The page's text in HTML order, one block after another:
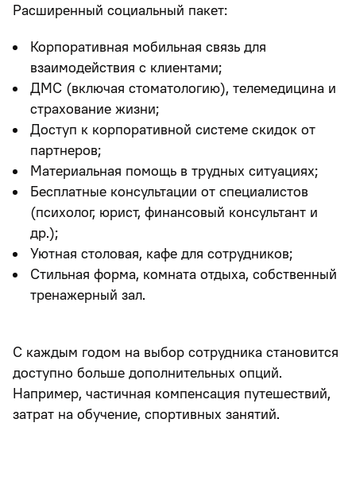
Расширенный социальный пакет:
Корпоративная мобильная связь для
взаимодействия с клиентами;
ДМС (включая стоматологию), телемедицина и
страхование жизни;
Доступ к корпоративной системе скидок от
партнеров;
Материальная помощь в трудных ситуациях;
Бесплатные консультации от специалистов
(психолог, юрист, финансовый консультант и
др.);
Уютная столовая, кафе для сотрудников;
Стильная форма, комната отдыха, собственный
тренажерный зал.
С каждым годом на выбор сотрудника становится
доступно больше дополнительных опций.
Например, частичная компенсация путешествий,
затрат на обучение, спортивных занятий.